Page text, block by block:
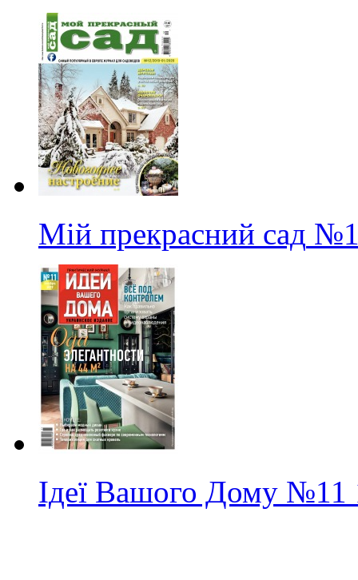
Мій прекрасний сад
Ідеї Вашого Дому №11